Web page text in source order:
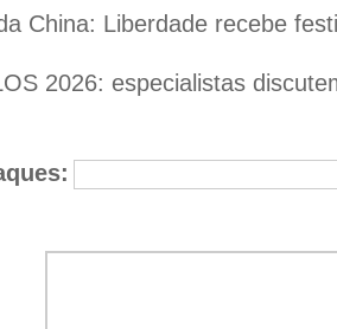
China: Liberdade recebe
2026: especialistas